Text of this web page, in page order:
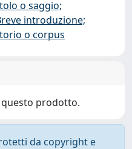
o saggio;
introduzione;
o corpus
questo prodotto.
da copyright e